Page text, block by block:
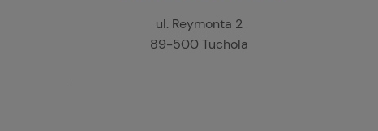
ul. Reymonta 2
89-500 Tuchola